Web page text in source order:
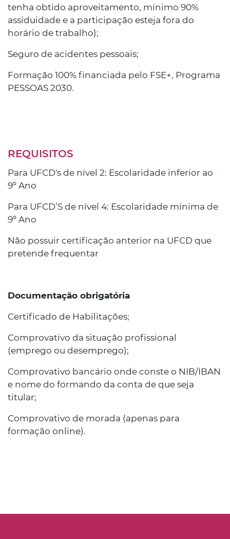
tenha obtido aproveitamento, mínimo 90%
assiduidade e a participação esteja fora do
horário de trabalho);
Seguro de acidentes pessoais;
Formação 100% financiada pelo FSE+, Programa
PESSOAS 2030.
REQUISITOS
Para UFCD's de nível 2: Escolaridade inferior ao
9º Ano
Para UFCD’S de nível 4: Escolaridade mínima de
9º Ano
Não possuir certificação anterior na UFCD que
pretende frequentar
Documentação obrigatória
Certificado de Habilitações;
Comprovativo da situação profissional
(emprego ou desemprego);
Comprovativo bancário onde conste o NIB/IBAN
e nome do formando da conta de que seja
titular;
Comprovativo de morada (apenas para
formação online).